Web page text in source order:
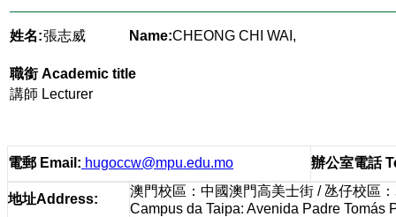
姓名:張志威 Name:CHEONG CHI WAI,
職銜 Academic title
講師 Lecturer
電郵 Email : hugoccw@mpu.edu.mo 辦公室電話
地址Address:
澳門校區：中國澳門高美士街 / 氹仔校區
Campus da Taipa: Avenida Padre Tomás